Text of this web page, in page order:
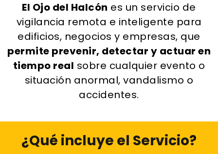
El Ojo del Halcón es un servicio de
vigilancia remota e inteligente para
edificios, negocios y empresas, que
permite prevenir, detectar y actuar en
tiempo real sobre cualquier evento o
situación anormal, vandalismo o
accidentes.
¿Qué incluye el Servicio?